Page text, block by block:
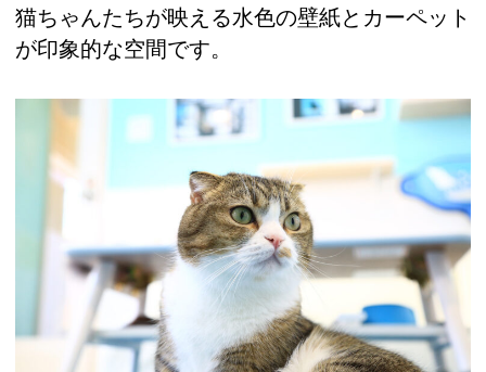
猫ちゃんたちが映える水色の壁紙とカーペット
が印象的な空間です。